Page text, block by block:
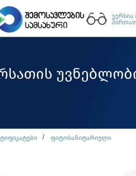
ვერსია
ფიტოსანიტარიული